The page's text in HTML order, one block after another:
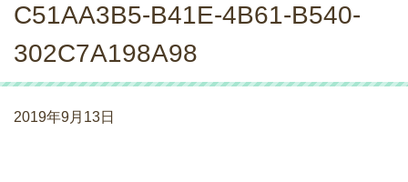
C51AA3B5-B41E-4B61-B540-
302C7A198A98
2019年9月13日